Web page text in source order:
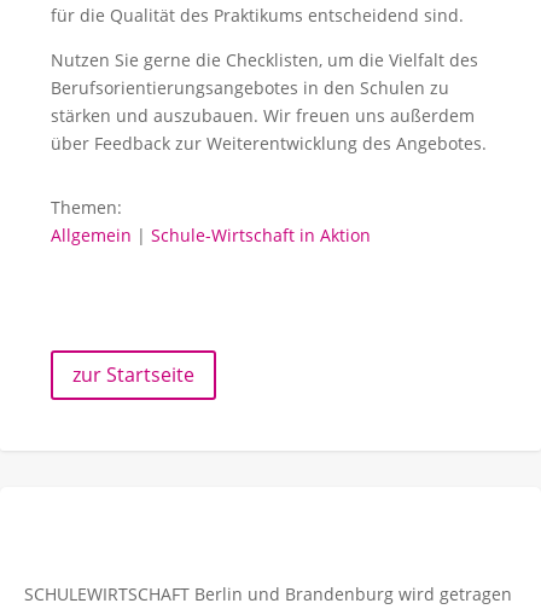
für die Qualität des Praktikums entscheidend sind.
Nutzen Sie gerne die Checklisten, um die Vielfalt des
Berufsorientierungsangebotes in den Schulen zu
stärken und auszubauen. Wir freuen uns außerdem
über Feedback zur Weiterentwicklung des Angebotes.
Themen:
Allgemein | Schule-Wirtschaft in Aktion
zur Startseite
SCHULEWIRTSCHAFT Berlin und Brandenburg wird getragen